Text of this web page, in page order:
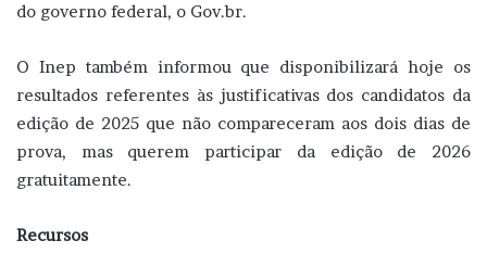
do governo federal, o Gov.br.
O Inep também informou que disponibilizará hoje os
resultados referentes às justificativas dos candidatos da
edição de 2025 que não compareceram aos dois dias de
prova, mas querem participar da edição de 2026
gratuitamente.
Recursos